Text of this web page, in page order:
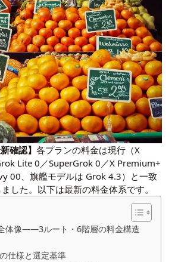
確認】各プランの料金は現行（X
Lite 0／SuperGrok 0／X Premium+
00、旗艦モデルは Grok 4.3）と一致
した。以下は最新の料金体系です。
体像——3ルート・6階層の料金構造
仕様と選定基準